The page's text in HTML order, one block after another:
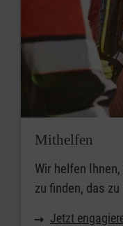
Mithelfen
Wir helfen
zu finden, das
Jetzt